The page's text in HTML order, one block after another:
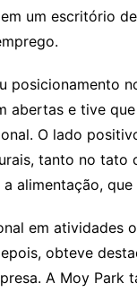
s
sr
o
o
m
er
um escritório
posicionamento
e tive
O lado
tanto no tato
alimentação,
em atividades
obteve
A Moy Park